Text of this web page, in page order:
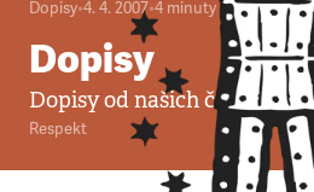
Dopisy•4. 4. 2007•4 minuty
Dopisy
Dopisy od našich čtenářů.
Respekt